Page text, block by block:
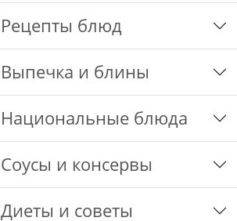
Рецепты блюд
Выпечка и блины
Национальные блюда
Соусы и консервы
Диеты и советы